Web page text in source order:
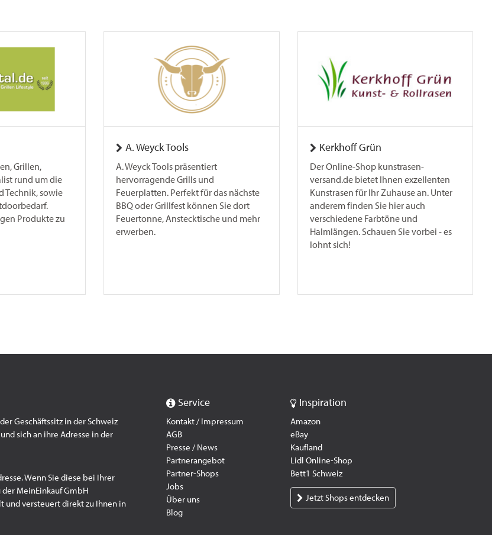
Grillen,
rund um die
Technik, sowie
Produkte zu
A. Weyck Tools
A. Weyck Tools präsentiert
hervorragende Grills und
Feuerplatten. Perfekt für das nächste
BBQ oder Grillfest können Sie dort
Feuertonne, Anstecktische und mehr
erwerben.
Kerkhoff Grün
Der Online-Shop kunstrasen-
versand.de bietet Ihnen exzellenten
Kunstrasen für Ihr Zuhause an. Unter
anderem finden Sie hier auch
verschiedene Farbtöne und
Halmlängen. Schauen Sie vorbei - es
lohnt sich!
Geschäftssitz in der Schweiz
sich an ihre Adresse in der
Wenn Sie diese bei Ihrer
MeinEinkauf GmbH
und versteuert direkt zu Ihnen in
Service
Kontakt / Impressum
AGB
Presse / News
Partnerangebot
Partner-Shops
Jobs
Über uns
Blog
Inspiration
Amazon
eBay
Kaufland
Lidl Online-Shop
Bett1 Schweiz
Jetzt Shops entdecken